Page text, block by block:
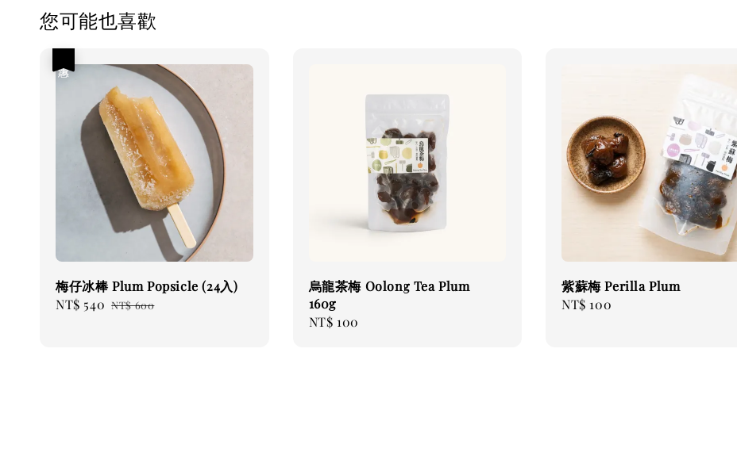
您可能也喜歡
梅仔冰棒 Plum Popsicle (24入)
Sale
NT$ 540 Regular
NT$ 600
烏龍茶梅 Oolong Tea Plum
160g
Regular
NT$ 100
紫蘇梅 Perilla Plum
Regular
NT$ 100